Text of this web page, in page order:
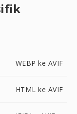
WEBP ke AVIF
HTML ke AVIF